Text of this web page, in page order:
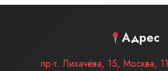
Адрес
пр-т. Лихачёва, 15, Москва,